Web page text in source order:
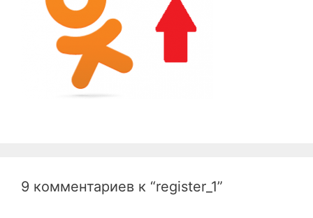
9 комментариев к “register_1”